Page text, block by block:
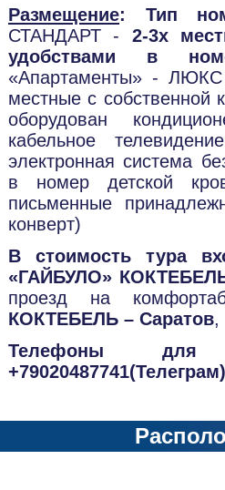
Размещение:
Тип
СТАНДАРТ - 2-3х
удобствами в
«Апартаменты» - ЛЮКС
местные с собственной
оборудован
кабельное
электронная система
в номер детской
письменные
конверт)
В стоимость тура
«ГАЙБУЛО»
проезд на
КОКТЕБЕЛЬ – Саратов,
Телефоны для
+79020487741(Телеграм)